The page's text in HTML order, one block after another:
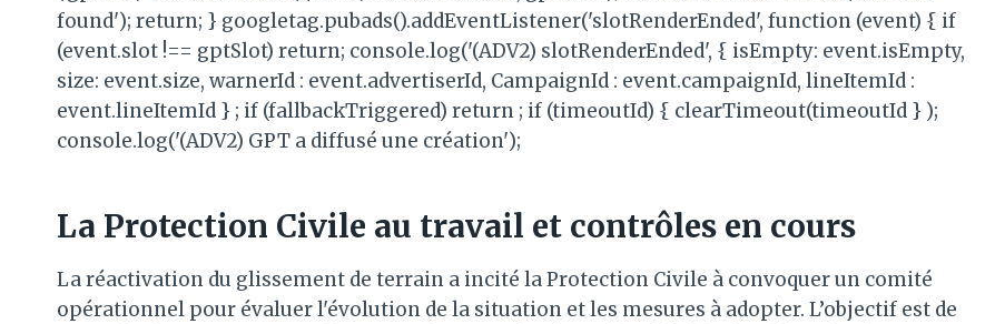
found'); return; } googletag.pubads().addEventListener('slotRenderEnded', function (event) { if
(event.slot !== gptSlot) return; console.log('(ADV2) slotRenderEnded', { isEmpty: event.isEmpty,
size: event.size, warnerId : event.advertiserId, CampaignId : event.campaignId, lineItemId :
event.lineItemId } ; if (fallbackTriggered) return ; if (timeoutId) { clearTimeout(timeoutId } );
console.log('(ADV2) GPT a diffusé une création');
La Protection Civile au travail et contrôles en cours
La réactivation du glissement de terrain a incité la Protection Civile à convoquer un comité
opérationnel pour évaluer l'évolution de la situation et les mesures à adopter. L’objectif est de